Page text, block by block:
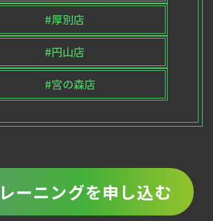
#厚別店
#円山店
#宮の森店
ーニングを申し込む